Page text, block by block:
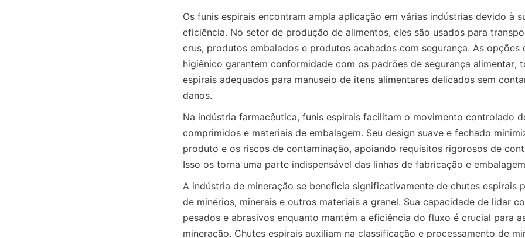
Os funis espirais encontram ampla aplicação em várias indústrias devido à
eficiência. No setor de produção de alimentos, eles são usados para
crus, produtos embalados e produtos acabados com segurança. As opções
higiênico garantem conformidade com os padrões de segurança alimentar,
espirais adequados para manuseio de itens alimentares delicados sem
danos.
Na indústria farmacêutica, funis espirais facilitam o movimento controlado
comprimidos e materiais de embalagem. Seu design suave e fechado
produto e os riscos de contaminação, apoiando requisitos rigorosos de
Isso os torna uma parte indispensável das linhas de fabricação e
A indústria de mineração se beneficia significativamente de chutes espirais
de minérios, minerais e outros materiais a granel. Sua capacidade de lidar
pesados e abrasivos enquanto mantém a eficiência do fluxo é crucial para
mineração. Chutes espirais auxiliam na classificação e processamento de